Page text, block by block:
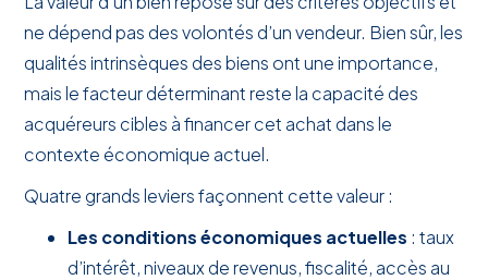
ne dépend pas des volontés d’un vendeur. Bien sûr, les
qualités intrinsèques des biens ont une importance,
mais le facteur déterminant reste la capacité des
acquéreurs cibles à financer cet achat dans le
contexte économique actuel.
Quatre grands leviers façonnent cette valeur :
Les conditions économiques actuelles : taux
d’intérêt, niveaux de revenus, fiscalité, accès au